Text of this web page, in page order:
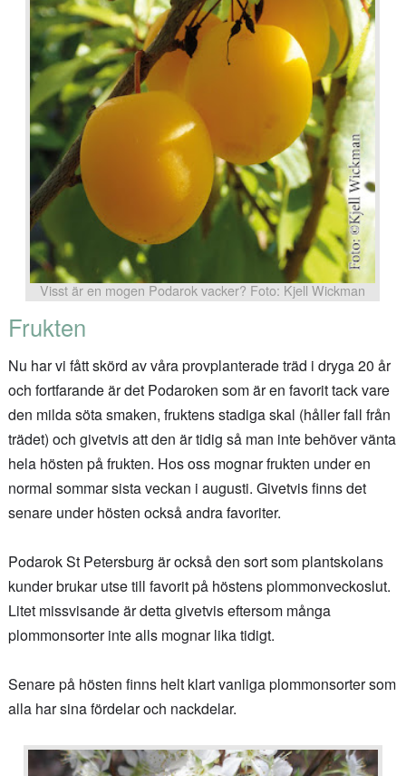
Visst är en mogen Podarok vacker? Foto: Kjell Wickman
Frukten
Nu har vi fått skörd av våra provplanterade träd i dryga 20 år
och fortfarande är det Podaroken som är en favorit tack vare
den milda söta smaken, fruktens stadiga skal (håller fall från
trädet) och givetvis att den är tidig så man inte behöver vänta
hela hösten på frukten. Hos oss mognar frukten under en
normal sommar sista veckan i augusti. Givetvis finns det
senare under hösten också andra favoriter.
Podarok St Petersburg är också den sort som plantskolans
kunder brukar utse till favorit på höstens plommonveckoslut.
Litet missvisande är detta givetvis eftersom många
plommonsorter inte alls mognar lika tidigt.
Senare på hösten finns helt klart vanliga plommonsorter som
alla har sina fördelar och nackdelar.